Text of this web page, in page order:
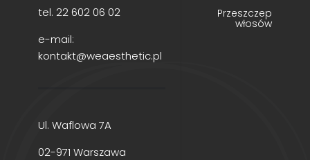
tel. 22 602 06 02
e-mail:
kontakt@weaesthetic.pl
Ul. Waflowa 7A
02-971 Warszawa
Przeszczep
włosów